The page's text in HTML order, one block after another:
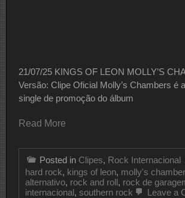
21/07/25 KINGS OF LEON MOLLY’S
Versão: Clipe Oficial Molly’s Chambers é
single de promoção do álbum
Read More
Posted in Clipes, Rock Internacional
hard rock, kings of leon, molly's
alternativo, rock and roll, rock de
internacional, southern rock Leave a